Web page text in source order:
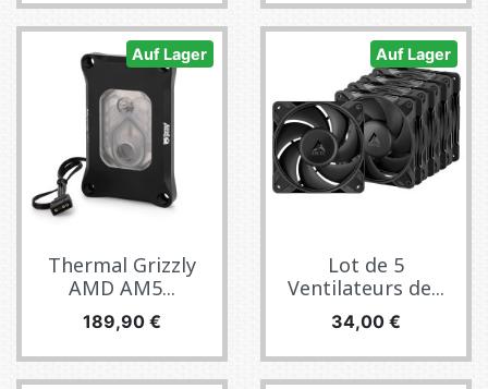
Auf Lager
Thermal Grizzly
AMD AM5...
Preis
189,90 €
Auf Lager
Lot de 5
Ventilateurs de...
Preis
34,00 €